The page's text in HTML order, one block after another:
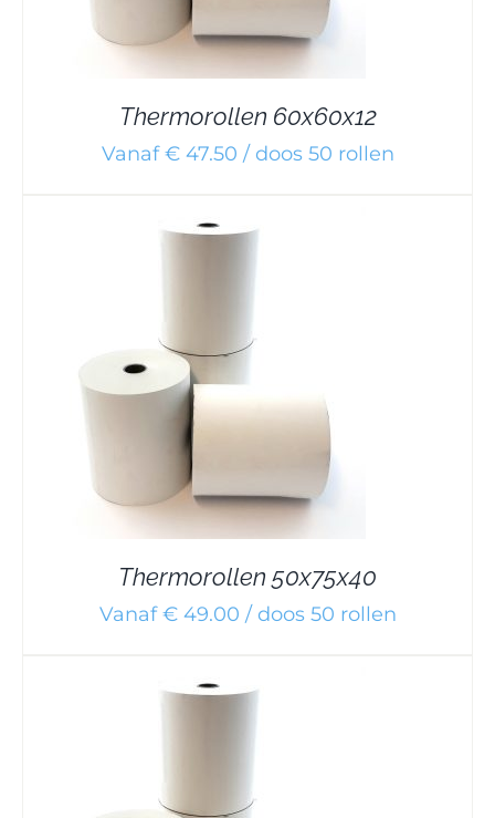
Thermorollen 60x60x12
Vanaf € 47.50 / doos 50 rollen
Thermorollen 50x75x40
Vanaf € 49.00 / doos 50 rollen